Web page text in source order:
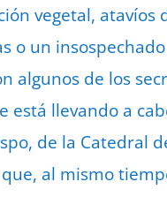
vegetal,
o un
algunos de los
llevando a
de la Catedral
al mismo